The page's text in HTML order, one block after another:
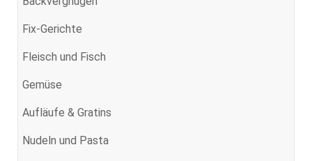
Fix-Gerichte
Fleisch und Fisch
Gemüse
Aufläufe & Gratins
Nudeln und Pasta